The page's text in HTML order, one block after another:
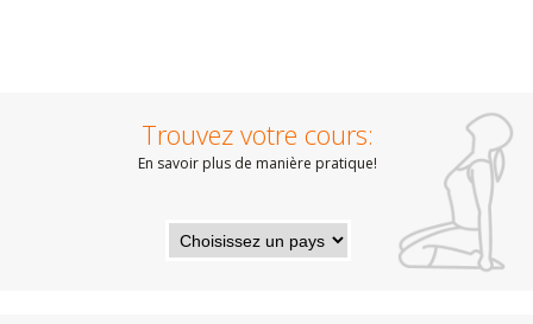
Trouvez votre cours:
En savoir plus de manière pratique!